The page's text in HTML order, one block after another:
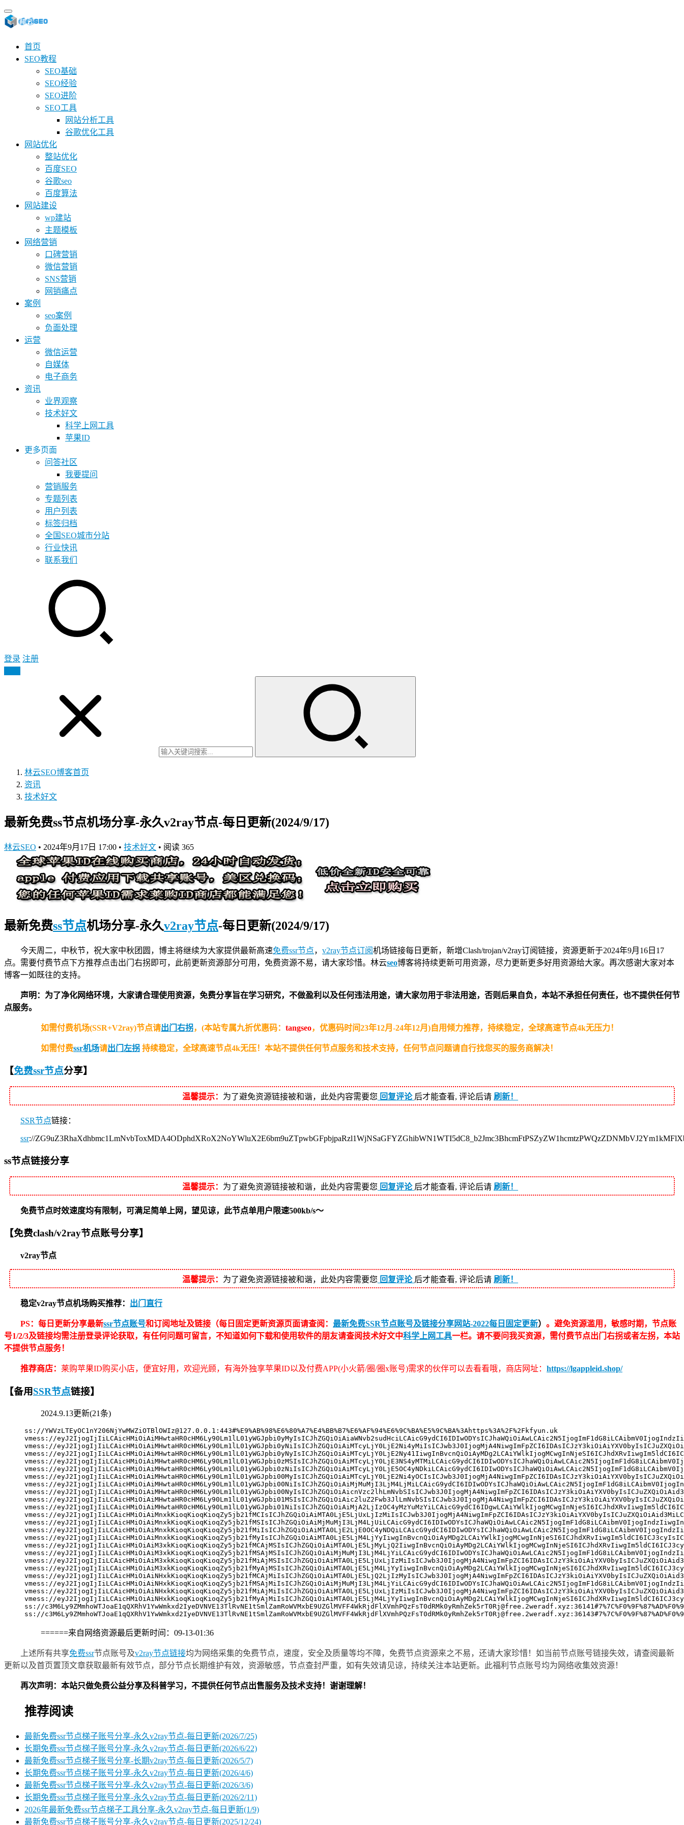
首页
SEO教程
SEO基础
SEO经验
SEO进阶
SEO工具
网站分析工具
谷歌优化工具
网站优化
整站优化
百度SEO
谷歌seo
百度算法
网站建设
wp建站
主题模板
网络营销
口碑营销
微信营销
SNS营销
网销痛点
案例
seo案例
负面处理
运营
微信运营
自媒体
电子商务
资讯
业界观察
技术好文
科学上网工具
苹果ID
更多页面
问答社区
我要提问
营销服务
专题列表
用户列表
标签归档
全国SEO城市分站
行业快讯
联系我们
登录 注册
林云SEO博客首页
资讯
技术好文
最新免费ss节点机场分享-永久v2ray节点-每日更新(2024/9/17)
林云SEO • 2024年9月17日 17:00 • 技术好文 • 阅读 365
最新免费ss节点机场分享-永久v2ray节点-每日更新(2024/9/17)
今天周二，中秋节，祝大家中秋团圆，博主将继续为大家提供最新高速免费ssr节点， v2ray节点订阅机场链接每日更新，新增Clash/trojan/v2ray订阅链接，资源更新于2024年9月16日17
点。需要付费节点下方推荐点击出门右拐即可，此前更新资源部分可用，免费资源不易，请大家珍惜。林云seo博客将持续更新可用资源，尽力更新更多好用资源给大家。再次感谢大家对本
博客一如既往的支持。
声明：为了净化网络环境，大家请合理使用资源，免费分享旨在学习研究，不做盈利以及任何违法用途，请大家勿用于非法用途，否则后果自负，本站不承担任何责任，也不提供任何节
点服务。
如需付费机场(SSR+V2ray)节点请出门右拐，(本站专属九折优惠码： tangseo，优惠码时间23年12月-24年12月)自用倾力推荐，持续稳定，全球高速节点4k无压力！
如需付费ssr机场请出门左拐 持续稳定，全球高速节点4k无压！ 本站不提供任何节点服务和技术支持，任何节点问题请自行找您买的服务商解决！
【免费ssr节点分享】
温馨提示： 为了避免资源链接被和谐，此处内容需要您 回复评论 后才能查看, 评论后请 刷新！
SSR节点链接：
ssr://
ss节点链接分享
温馨提示： 为了避免资源链接被和谐，此处内容需要您 回复评论 后才能查看, 评论后请 刷新！
免费节点时效速度均有限制，可满足简单上网，望见谅，此节点单用户限速500kb/s～
【免费clash/v2ray节点账号分享】
v2ray节点
温馨提示： 为了避免资源链接被和谐，此处内容需要您 回复评论 后才能查看, 评论后请 刷新！
稳定v2ray节点机场购买推荐： 出门直行
PS：每日更新分享最新ssr节点账号和订阅地址及链接（每日固定更新资源页面请查阅： 最新免费SSR节点账号及链接分享网站-2022每日固定更新） 。避免资源滥用，敏感时期，节点账
号1/2/3及链接均需注册登录评论获取，有任何问题可留言，不知道如何下载和使用软件的朋友请查阅技术好文中科学上网工具一栏。请不要问我买资源，需付费节点出门右拐或者左拐，本站
不提供节点服务！
推荐商店： 莱购苹果ID购买小店，便宜好用，欢迎光顾，有海外独享苹果ID以及付费APP(小火箭/圈/圈x账号)需求的伙伴可以去看看哦，商店网址： https://lgappleid.shop/
【备用SSR节点链接】
2024.9.13更新(21条)
ss://YWVzLTEyOC1nY206NjYwMWZiOTBlOWIz@127.0.0.1 :443#%E9%AB%98%E6%80%A7%E4%BB%B7%E6%AF%94%E6%9C%BA%E5%9C%BA%3Ahttps%3A%2F%2Fkfyun.uk
vmess://
vmess://
vmess://
vmess://
vmess://
vmess://
vmess://
vmess://
vmess://
vmess://
vmess://
vmess://
vmess://
vmess://
vmess://
vmess://
vmess://
vmess://
vmess://
vmess://
vmess://
vmess://
ss://
ss://
======来自网络资源最后更新时间：09-13-01:36
上述所有共享免费ssr节点账号及v2ray节点链接均为网络采集的免费节点，速度，安全及质量等均不障，免费节点资源来之不易，还请大家珍惜！如当前节点账号链接失效，请查阅最新
更新以及首页置顶文章获取最新有效节点，部分节点长期维护有效，资源敏感，节点查封严重，如有失效请见谅，持续关注本站更新。此福利节点账号均为网络收集效资源！
再次声明：本站只做免费公益分享及科普学习，不提供任何节点出售服务及技术支持！谢谢理解！
推荐阅读
最新免费ssr节点梯子账号分享-永久v2ray节点-每日更新(2026/7/25)
长期免费ssr节点梯子账号分享-永久v2ray节点-每日更新(2026/6/22)
最新免费ssr节点梯子账号分享-长期v2ray节点-每日更新(2026/5/7)
长期免费ssr节点梯子账号分享-永久v2ray节点-每日更新(2026/4/6)
最新免费ssr节点梯子账号分享-永久v2ray节点-每日更新(2026/3/6)
长期免费ssr节点梯子账号分享-永久v2ray节点-每日更新(2026/2/11)
2026年最新免费ssr节点梯子工具分享-永久v2ray节点-每日更新(1/9)
最新免费ssr节点梯子账号分享-永久v2ray节点-每日更新(2025/12/24)